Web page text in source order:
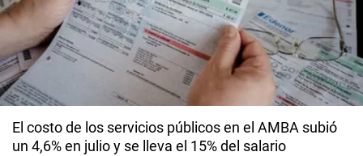
El costo de los servicios públicos en el AMBA subió
un 4,6% en julio y se lleva el 15% del salario